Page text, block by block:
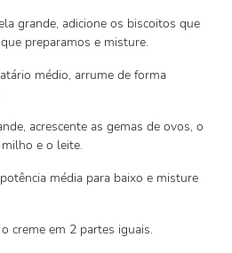
grande, adicione os biscoitos que
preparamos e misture.
médio, arrume de forma
acrescente as gemas de ovos, o
e o leite.
média para baixo e misture
creme em 2 partes iguais.